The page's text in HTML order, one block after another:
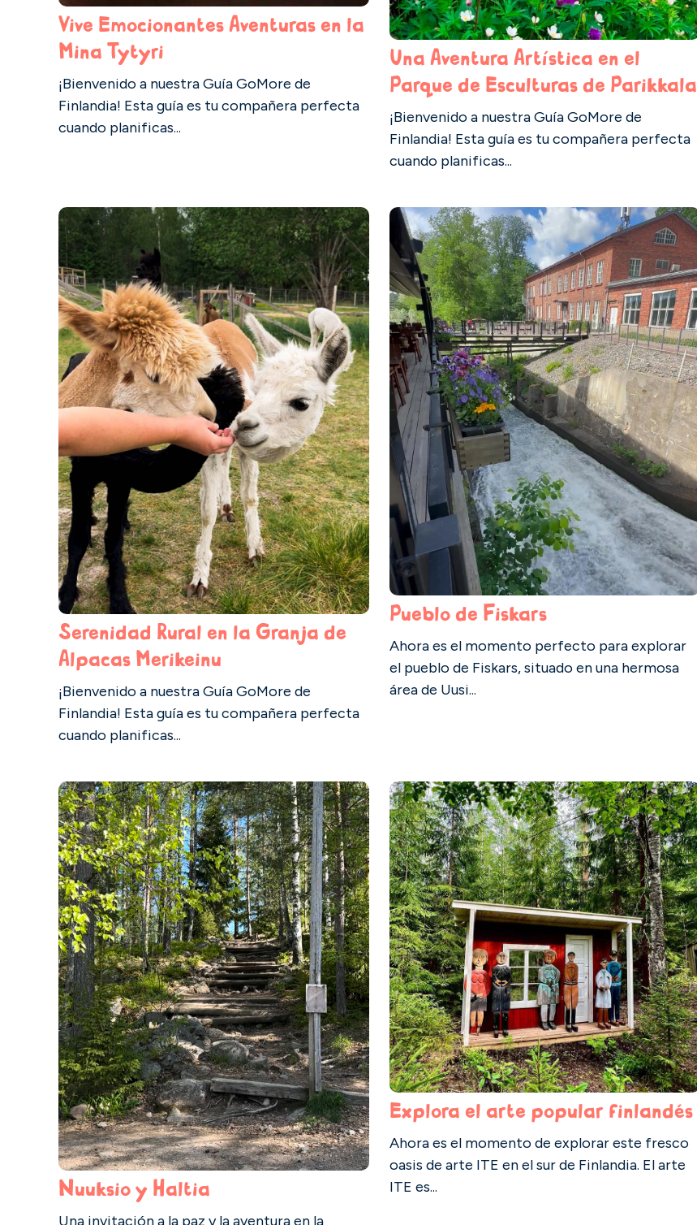
Vive Emocionantes Aventuras en la
Mina Tytyri
¡Bienvenido a nuestra Guía GoMore de
Finlandia! Esta guía es tu compañera perfecta
cuando planificas...
Una Aventura Artística en el
Parque de Esculturas de Parikkala
¡Bienvenido a nuestra Guía GoMore de
Finlandia! Esta guía es tu compañera perfecta
cuando planificas...
Serenidad Rural en la Granja de
Alpacas Merikeinu
¡Bienvenido a nuestra Guía GoMore de
Finlandia! Esta guía es tu compañera perfecta
cuando planificas...
Pueblo de Fiskars
Ahora es el momento perfecto para explorar
el pueblo de Fiskars, situado en una hermosa
área de Uusi...
Nuuksio y Haltia
Una invitación a la paz y la aventura en la
Explora el arte popular finlandés
Ahora es el momento de explorar este fresco
oasis de arte ITE en el sur de Finlandia. El arte
ITE es...